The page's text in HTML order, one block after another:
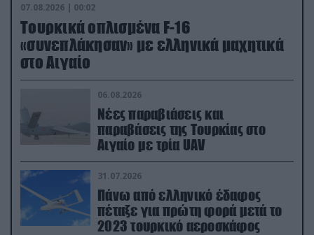
07.08.2026 | 00:02
Τουρκικά οπλισμένα F-16
«συνεπλάκησαν» με ελληνικά μαχητικά
στο Αιγαίο
06.08.2026
Νέες παραβιάσεις και
παραβάσεις της Τουρκίας στο
Αιγαίο με τρία UAV
31.07.2026
Πάνω από ελληνικό έδαφος
πέταξε για πρώτη φορά μετά το
2023 τουρκικό αεροσκάφος